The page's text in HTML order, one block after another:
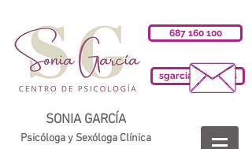
687 160 100
sgarciab@cop.es
SONIA GARCÍA
Psicóloga y Sexóloga Clínica